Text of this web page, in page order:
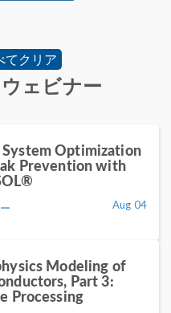
てクリア
ェビナー
Optimization
Prevention with
Aug 04
Modeling of
Part 3:
Processing